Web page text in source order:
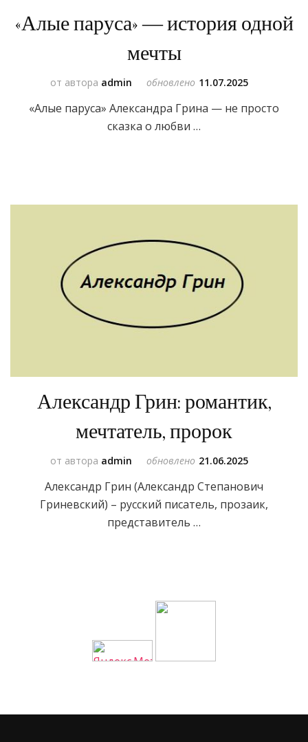
«Алые паруса» — история одной
мечты
от автора admin обновлено 11.07.2025
«Алые паруса» Александра Грина — не просто
сказка о любви …
Александр Грин: романтик,
мечтатель, пророк
от автора admin обновлено 21.06.2025
Александр Грин (Александр Степанович
Гриневский) – русский писатель, прозаик,
представитель …